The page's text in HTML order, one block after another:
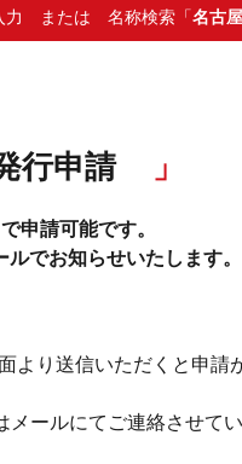
力 または 名称検索「名古
行申請
申請可能です。
でお知らせいたします。
より送信いただくと申請
ールにてご連絡させて